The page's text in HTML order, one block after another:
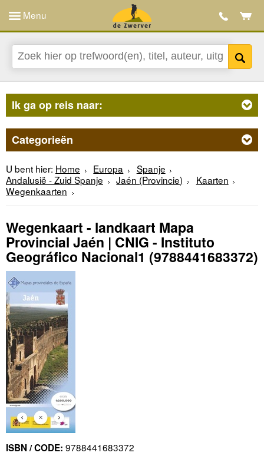
Menu
Ik ga op reis naar:
Categorieën
U bent hier: Home Europa
Spanje
Andalusië - Zuid Spanje
Jaén (Provincie)
Kaarten
Wegenkaarten
Wegenkaart - landkaart Mapa
Provincial Jaén | CNIG - Instituto
Geográfico Nacional1 (9788441683372)
ISBN / CODE: 9788441683372